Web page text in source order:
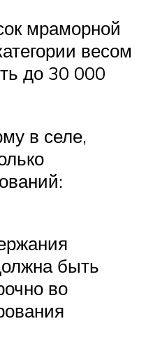
мраморной
весом
до 30 000
в селе,
быть
во